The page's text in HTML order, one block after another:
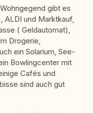
gibt es
ALDI und Marktkauf,
( Geldautomat),
Drogerie,
ein Solarium, See-
Bowlingcenter mit
Cafés und
sind auch gut